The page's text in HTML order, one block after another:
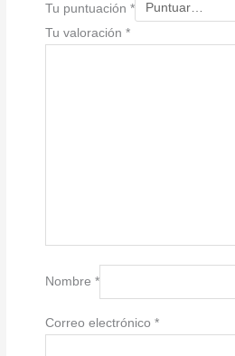
Tu puntuación*
Tu valoración*
Nombre*
Correo electrónico*